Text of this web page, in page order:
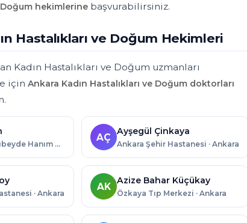
Doğum hekimlerine başvurabilirsiniz.
Hastalıkları ve Doğum Hekimleri
Kadın Hastalıkları ve Doğum uzmanları
için Ankara Kadın Hastalıkları ve Doğum doktorları
Ankara Etlik Zübeyde Hanım Kadın Hastalıkları Eğitim ve Araştırma Hastanesi · Ankara
AÇ
Ayşegül Çinkaya
Ankara Şehir Hastanesi · Ankara
· Ankara
AK
Azize Bahar Küçükay
Özkaya Tıp Merkezi · Ankara